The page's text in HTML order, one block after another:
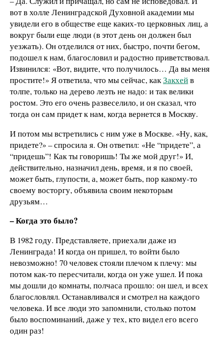
вот в холле Ленинградской Духовной академии мы
увидели его в обществе еще каких-то церковных лиц, а
вокруг были еще люди (в этот день он должен был
уезжать). Он отделился от них, быстро, почти бегом,
подошел к нам, благословил и радостно приветствовал.
Извинился: «Вот, видите, что получилось… Да вы меня
простите!» Я ответила, что мы сейчас, какЗакхейв
толпе, только на дерево лезть не надо: и так велики
ростом. Это его очень развеселило, и он сказал, что
тогда он сам придет к нам, когда вернется в Москву.
И потом мы встретились с ним уже в Москве. «Ну, как,
придете?» – спросила я. Он ответил: «Не “придете”, а
“придешь”! Как ты говоришь! Ты же мой друг!» И,
действительно, назначил день, время, и я по своей,
может быть, глупости, а, может быть, пор какому-то
своему восторгу, объявила своим некоторым
друзьям…
– Когда это было?
В 1982 году. Представляете, приехали даже из
Ленинграда! И когда он пришел, то войти было
невозможно! 70 человек стояли плечом к плечу: мы
потом как-то пересчитали, когда он уже ушел. И пока
мы дошли до комнаты, полчаса прошло: он шел, и всех
благословлял. Останавливался и смотрел на каждого
человека. И все люди это запомнили, столько потом
было воспоминаний, даже у тех, кто видел его всего
один раз!